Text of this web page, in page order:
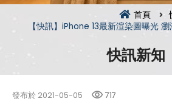
首頁
【快訊】iPhone 13最新渲染圖曝光
快訊新知
發布於 2021-05-05 717